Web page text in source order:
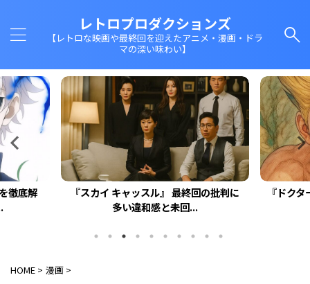
レトロプロダクションズ
【レトロな映画や最終回を迎えたアニメ・漫画・ドラ
マの深い味わい】
徹底解
『スカイ キャッスル』 最終回の批判に
多い違和感と未回...
『ドク
HOME > 漫画 >